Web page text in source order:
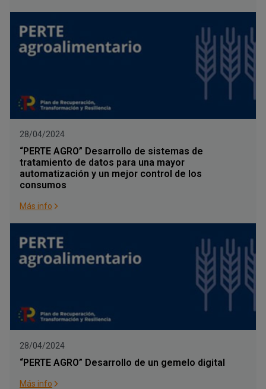
28/04/2024
“PERTE AGRO” Desarrollo de sistemas de
tratamiento de datos para una mayor
automatización y un mejor control de los
consumos
Más info
28/04/2024
“PERTE AGRO” Desarrollo de un gemelo digital
Más info